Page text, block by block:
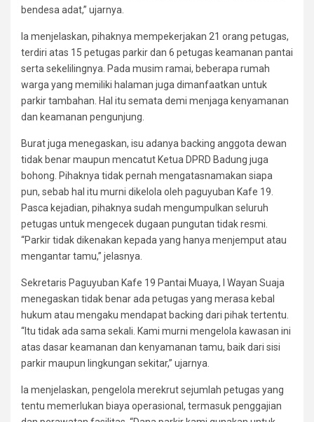
bendesa adat,” ujarnya.
Ia menjelaskan, pihaknya mempekerjakan 21 orang petugas,
terdiri atas 15 petugas parkir dan 6 petugas keamanan pantai
serta sekelilingnya. Pada musim ramai, beberapa rumah
warga yang memiliki halaman juga dimanfaatkan untuk
parkir tambahan. Hal itu semata demi menjaga kenyamanan
dan keamanan pengunjung.
Burat juga menegaskan, isu adanya backing anggota dewan
tidak benar maupun mencatut Ketua DPRD Badung juga
bohong. Pihaknya tidak pernah mengatasnamakan siapa
pun, sebab hal itu murni dikelola oleh paguyuban Kafe 19.
Pasca kejadian, pihaknya sudah mengumpulkan seluruh
petugas untuk mengecek dugaan pungutan tidak resmi.
“Parkir tidak dikenakan kepada yang hanya menjemput atau
mengantar tamu,” jelasnya.
Sekretaris Paguyuban Kafe 19 Pantai Muaya, I Wayan Suaja
menegaskan tidak benar ada petugas yang merasa kebal
hukum atau mengaku mendapat backing dari pihak tertentu.
“Itu tidak ada sama sekali. Kami murni mengelola kawasan ini
atas dasar keamanan dan kenyamanan tamu, baik dari sisi
parkir maupun lingkungan sekitar,” ujarnya.
Ia menjelaskan, pengelola merekrut sejumlah petugas yang
tentu memerlukan biaya operasional, termasuk penggajian